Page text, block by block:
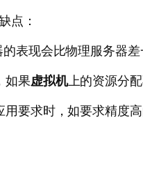
点：
表现会比物理服务器
如果虚拟机上的资源分
要求时，如要求精度